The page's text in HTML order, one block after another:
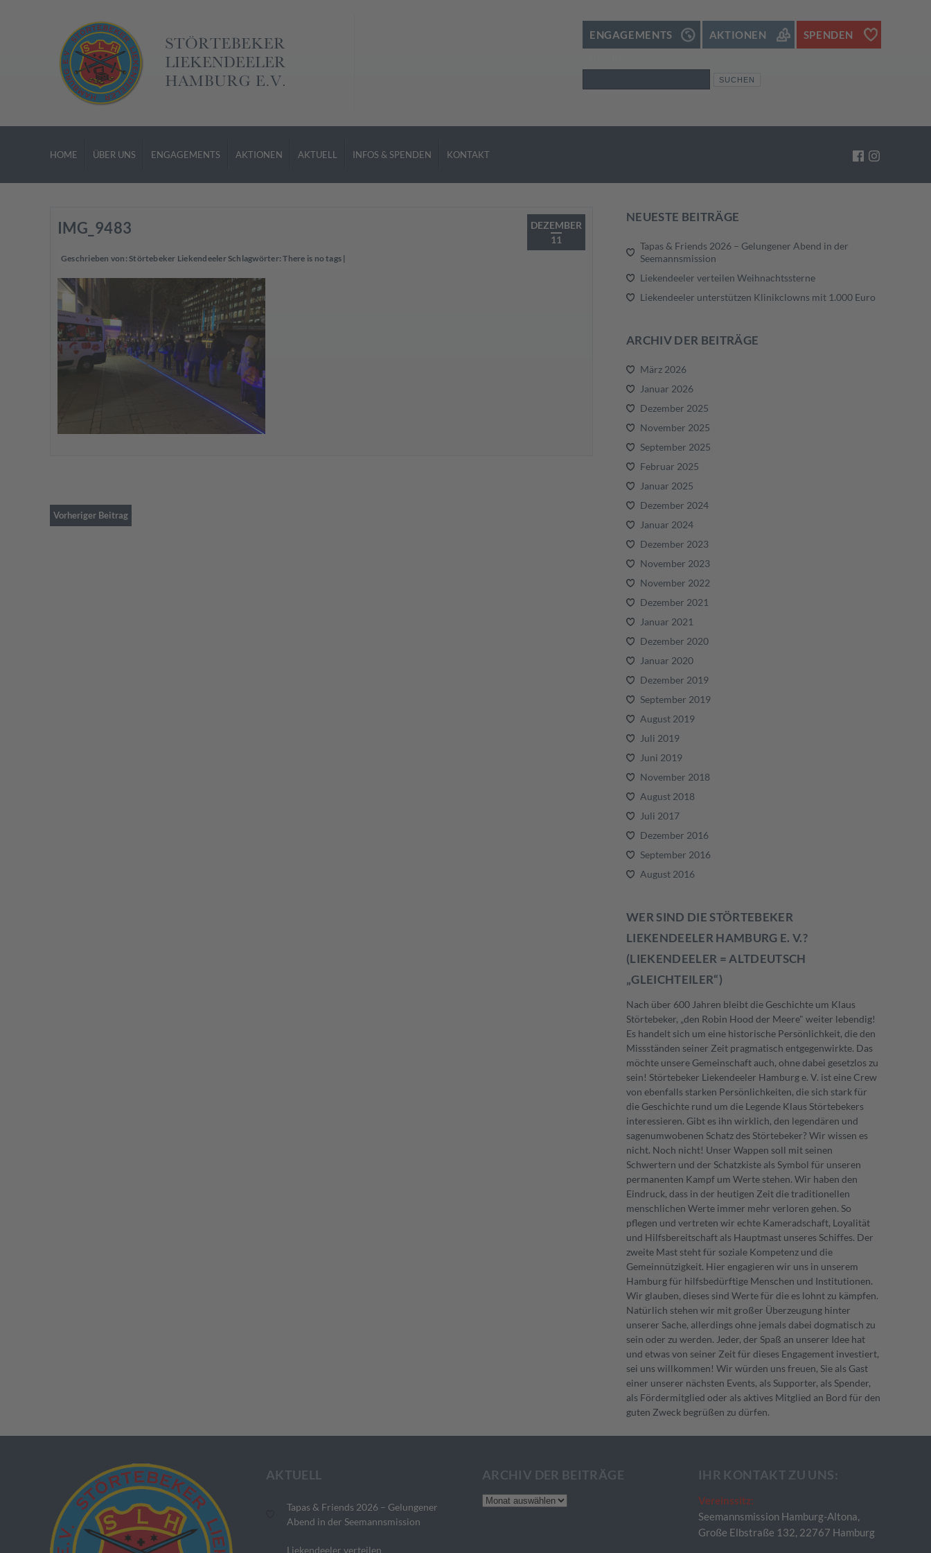
ENGAGEMENTS AKTIONEN
SPENDEN
HOME ÜBER UNS ENGAGEMENTS AKTIONEN AKTUELL INFOS & SPENDEN KONTAKT
IMG_9483
Geschrieben von: Störtebeker LiekendeelerSchlagwörter:There is no tags |
DEZEMBER
11
Vorheriger Beitrag
NEUESTE BEITRÄGE
Tapas & Friends 2026 – Gelungener Abend in der
Seemannsmission
Liekendeeler verteilen Weihnachtssterne
Liekendeeler unterstützen Klinikclowns mit 1.000 Euro
ARCHIV DER BEITRÄGE
März 2026
Januar 2026
Dezember 2025
November 2025
September 2025
Februar 2025
Januar 2025
Dezember 2024
Januar 2024
Dezember 2023
November 2023
November 2022
Dezember 2021
Januar 2021
Dezember 2020
Januar 2020
Dezember 2019
September 2019
August 2019
Juli 2019
Juni 2019
November 2018
August 2018
Juli 2017
Dezember 2016
September 2016
August 2016
WER SIND DIE STÖRTEBEKER
LIEKENDEELER HAMBURG E. V.?
(LIEKENDEELER = ALTDEUTSCH
„GLEICHTEILER“)
Nach über 600 Jahren bleibt die Geschichte um Klaus
Störtebeker, „den Robin Hood der Meere" weiter lebendig!
Es handelt sich um eine historische Persönlichkeit, die den
Missständen seiner Zeit pragmatisch entgegenwirkte. Das
möchte unsere Gemeinschaft auch, ohne dabei gesetzlos zu
sein! Störtebeker Liekendeeler Hamburg e. V. ist eine Crew
von ebenfalls starken Persönlichkeiten, die sich stark für
die Geschichte rund um die Legende Klaus Störtebekers
interessieren. Gibt es ihn wirklich, den legendären und
sagenumwobenen Schatz des Störtebeker? Wir wissen es
nicht. Noch nicht! Unser Wappen soll mit seinen
Schwertern und der Schatzkiste als Symbol für unseren
permanenten Kampf um Werte stehen. Wir haben den
Eindruck, dass in der heutigen Zeit die traditionellen
menschlichen Werte immer mehr verloren gehen. So
pflegen und vertreten wir echte Kameradschaft, Loyalität
und Hilfsbereitschaft als Hauptmast unseres Schiffes. Der
zweite Mast steht für soziale Kompetenz und die
Gemeinnützigkeit. Hier engagieren wir uns in unserem
Hamburg für hilfsbedürftige Menschen und Institutionen.
Wir glauben, dieses sind Werte für die es lohnt zu kämpfen.
Natürlich stehen wir mit großer Überzeugung hinter
unserer Sache, allerdings ohne jemals dabei dogmatisch zu
sein oder zu werden. Jeder, der Spaß an unserer Idee hat
und etwas von seiner Zeit für dieses Engagement investiert,
sei uns willkommen! Wir würden uns freuen, Sie als Gast
einer unserer nächsten Events, als Supporter, als Spender,
als Fördermitglied oder als aktives Mitglied an Bord für den
guten Zweck begrüßen zu dürfen.
AKTUELL
Tapas & Friends 2026 – Gelungener
Abend in der Seemannsmission
Liekendeeler verteilen
ARCHIV DER BEITRÄGE
Archiv
IHR KONTAKT ZU UNS:
Vereinssitz:
Seemannsmission Hamburg-Altona,
Große Elbstraße 132, 22767 Hamburg